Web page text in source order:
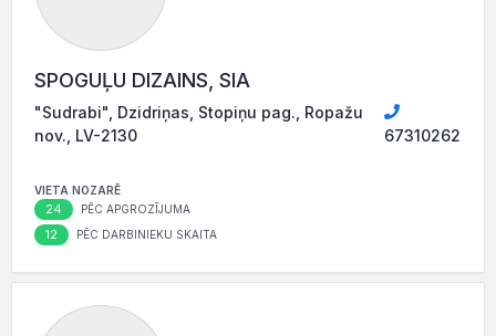
SPOGUĻU DIZAINS, SIA
"Sudrabi", Dzidriņas, Stopiņu pag., Ropažu
nov., LV-2130
67310262
VIETA NOZARĒ
24 PĒC APGROZĪJUMA
12 PĒC DARBINIEKU SKAITA